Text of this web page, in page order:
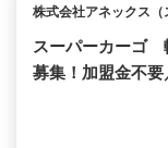
株式会社アネックス（
スーパーカーゴ
募集！加盟金不要